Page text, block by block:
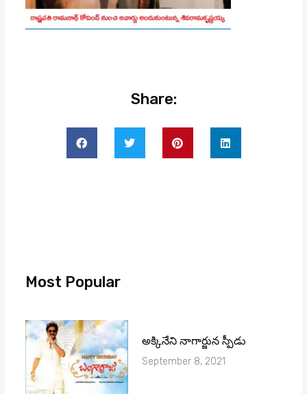
Share:
Most Popular
అక్కినేని నాగార్జున స్పీడు
September 8, 2021